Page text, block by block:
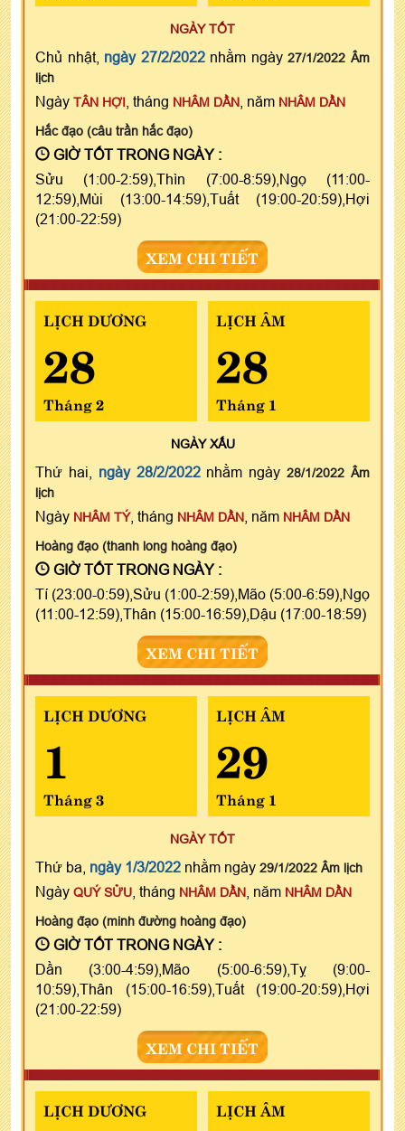
NGÀY TỐT
Chủ nhật, ngày 27/2/2022nhằm ngày27/1/2022 Âm
lịch
Ngày TÂN HỢI , tháng NHÂM DẦN , năm NHÂM DẦN
Hắc đạo (câu trần hắc đạo)
GIỜ TỐT TRONG NGÀY :
Sửu (1:00-2:59),Thìn (7:00-8:59),Ngọ (11:00-
12:59),Mùi (13:00-14:59),Tuất (19:00-20:59),Hợi
(21:00-22:59)
XEM CHI TIẾT
LỊCH DƯƠNG
28
Tháng 2
LỊCH ÂM
28
Tháng 1
NGÀYXẤU
Thứ hai, ngày 28/2/2022nhằm ngày28/1/2022 Âm
lịch
Ngày NHÂM TÝ, tháng NHÂM DẦN , năm NHÂM DẦN
Hoàng đạo (thanh long hoàng đạo)
GIỜ TỐT TRONG NGÀY :
Tí (23:00-0:59),Sửu (1:00-2:59),Mão (5:00-6:59),Ngọ
(11:00-12:59),Thân (15:00-16:59),Dậu (17:00-18:59)
XEM CHI TIẾT
LỊCH DƯƠNG
1
Tháng 3
LỊCH ÂM
29
Tháng 1
NGÀY TỐT
Thứ ba, ngày 1/3/2022 nhằm ngày 29/1/2022 Âm lịch
Ngày QUÝ SỬU , tháng NHÂM DẦN , năm NHÂM DẦN
Hoàng đạo (minh đường hoàng đạo)
GIỜ TỐT TRONG NGÀY :
Dần (3:00-4:59),Mão (5:00-6:59),Tỵ (9:00-
10:59),Thân (15:00-16:59),Tuất (19:00-20:59),Hợi
(21:00-22:59)
XEM CHI TIẾT
LỊCH DƯƠNG LỊCH ÂM